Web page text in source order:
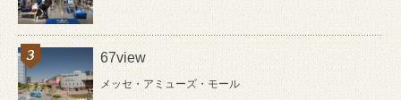
67view
メッセ・アミューズ・モール